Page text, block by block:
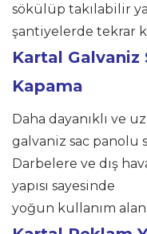
sökülüp takılabilir
şantiyelerde tekrar
Kartal Galvaniz
Kapama
Daha dayanıklı ve
galvaniz sac panolu
Darbelere ve dış
yapısı sayesinde
yoğun kullanım